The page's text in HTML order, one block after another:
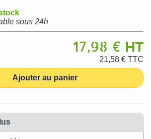
sous 24h
17,98 € HT
21,58 € TTC
Ajouter au panier